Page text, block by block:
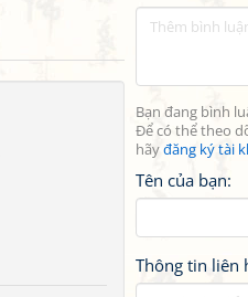
Bạn đang bình
Để có thể theo
hãyđăng ký tài
Tên của bạn:
Thông tin liên